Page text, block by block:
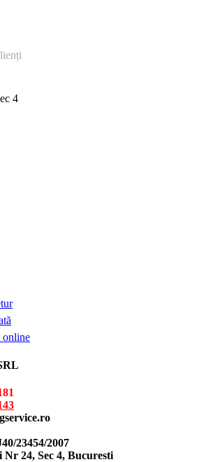
4
online
23454/2007
Nr 24, Sec 4, Bucuresti